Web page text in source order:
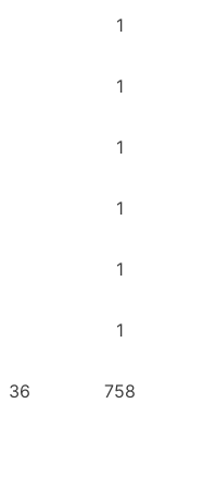
1
1
1
1
1
1
36 758